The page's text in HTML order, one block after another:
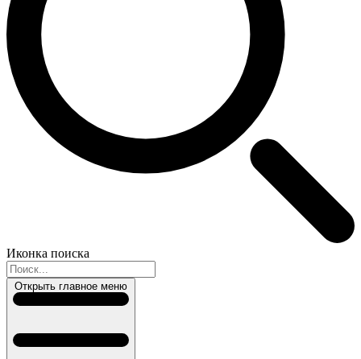
Иконка поиска
Открыть главное меню